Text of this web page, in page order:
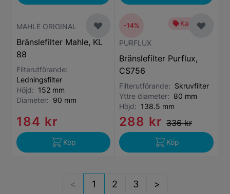
MAHLE ORIGINAL
Bränslefilter Mahle, KL
88
Filterutförande:
Ledningsfilter
Höjd: 152 mm
Diameter: 90 mm
184 kr
Köp
Kampanj
PURFLUX
Bränslefilter Purflux,
CS756
Filterutförande: Skruvfilter
Yttre diameter: 80 mm
Höjd: 138.5 mm
288 kr 336 kr
-14%
Köp
1 2 3